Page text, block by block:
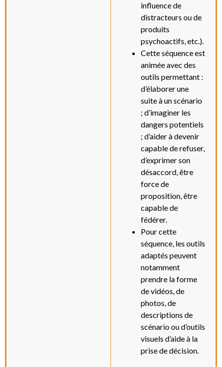
influence de
distracteurs ou de
produits
psychoactifs, etc.).
Cette séquence est
animée avec des
outils permettant :
d’élaborer une
suite à un scénario
; d’imaginer les
dangers potentiels
; d’aider à devenir
capable de refuser,
d’exprimer son
désaccord, être
force de
proposition, être
capable de
fédérer.
Pour cette
séquence, les outils
adaptés peuvent
notamment
prendre la forme
de vidéos, de
photos, de
descriptions de
scénario ou d’outils
visuels d’aide à la
prise de décision.